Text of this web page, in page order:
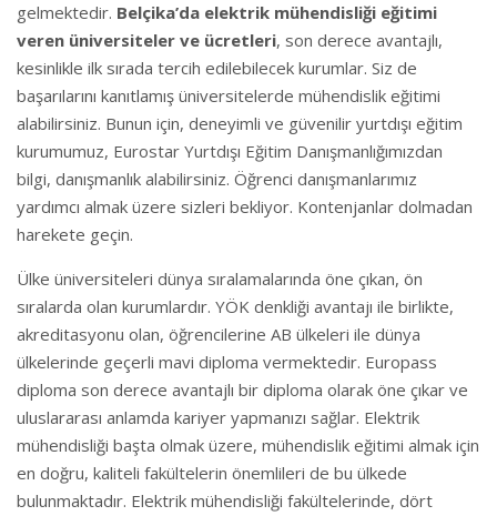
gelmektedir. Belçika’da elektrik mühendisliği eğitimi
veren üniversiteler ve ücretleri, son derece avantajlı,
kesinlikle ilk sırada tercih edilebilecek kurumlar. Siz de
başarılarını kanıtlamış üniversitelerde mühendislik eğitimi
alabilirsiniz. Bunun için, deneyimli ve güvenilir yurtdışı eğitim
kurumumuz, Eurostar Yurtdışı Eğitim Danışmanlığımızdan
bilgi, danışmanlık alabilirsiniz. Öğrenci danışmanlarımız
yardımcı almak üzere sizleri bekliyor. Kontenjanlar dolmadan
harekete geçin.
Ülke üniversiteleri dünya sıralamalarında öne çıkan, ön
sıralarda olan kurumlardır. YÖK denkliği avantajı ile birlikte,
akreditasyonu olan, öğrencilerine AB ülkeleri ile dünya
ülkelerinde geçerli mavi diploma vermektedir. Europass
diploma son derece avantajlı bir diploma olarak öne çıkar ve
uluslararası anlamda kariyer yapmanızı sağlar. Elektrik
mühendisliği başta olmak üzere, mühendislik eğitimi almak için
en doğru, kaliteli fakültelerin önemlileri de bu ülkede
bulunmaktadır. Elektrik mühendisliği fakültelerinde, dört